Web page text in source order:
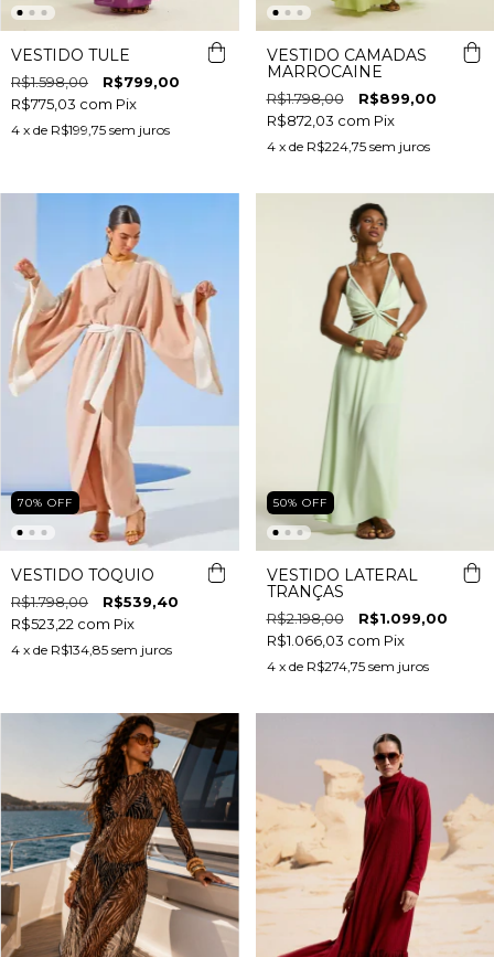
VESTIDO TULE
R$1.598,00
R$799,00
R$775,03 com Pix
4 x de R$199,75 sem juros
VESTIDO CAMADAS
MARROCAINE
R$1.798,00
R$899,00
R$872,03 com Pix
4 x de R$224,75 sem juros
70% OFF
VESTIDO TÓQUIO
R$1.798,00
R$539,40
R$523,22 com Pix
4 x de R$134,85 sem juros
50% OFF
VESTIDO LATERAL
TRANÇAS
R$2.198,00
R$1.099,00
R$1.066,03 com Pix
4 x de R$274,75 sem juros